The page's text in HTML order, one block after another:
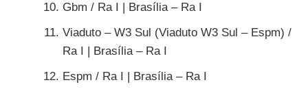
Gbm / Ra I | Brasília – Ra I
Viaduto – W3 Sul (Viaduto W3 Sul – Espm) /
Ra I | Brasília – Ra I
Espm / Ra I | Brasília – Ra I